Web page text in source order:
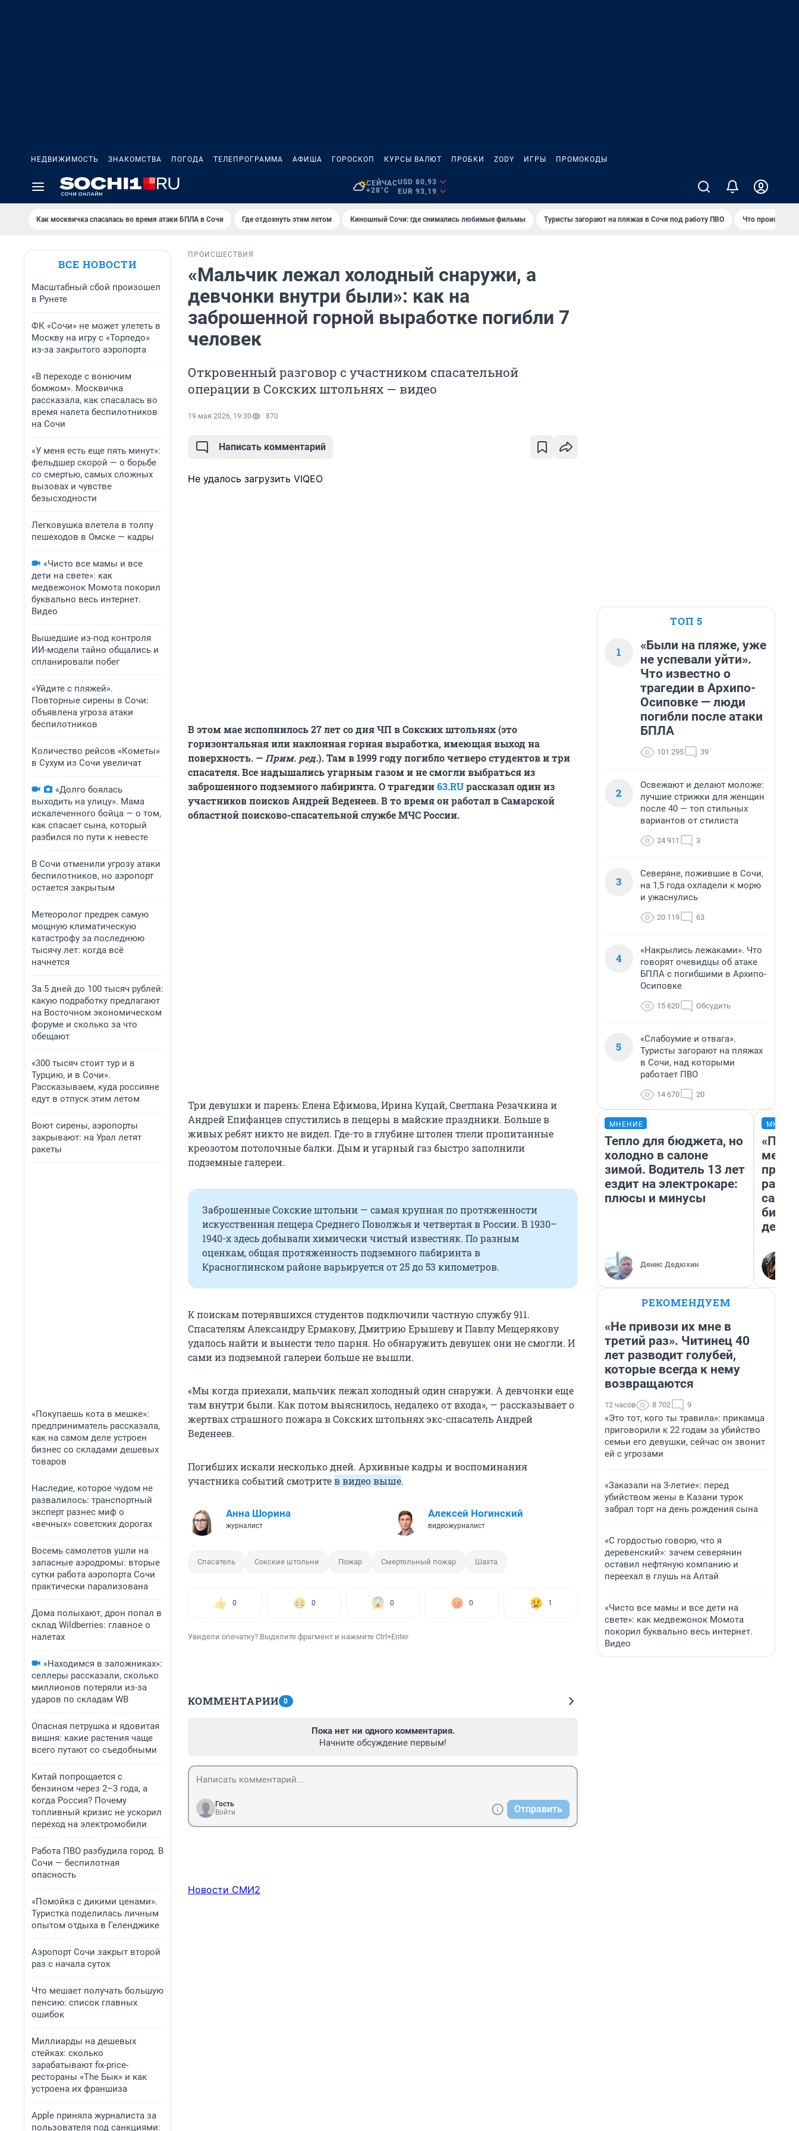
НЕДВИЖИМОСТЬ ЗНАКОМСТВА ПОГОДА ТЕЛЕПРОГРАММА АФИША ГОРОСКОП КУРСЫ ВАЛЮТ ПРОБКИ ZODY ИГРЫ ПРОМОКОДЫ
СЕЙЧАС
+28°C
USD 80,93
EUR 93,19
Как москвичка спасалась во время атаки БПЛА в Сочи Где отдохнуть этим летом Киношный Сочи: где снимались любимые фильмы Туристы загорают на пляжах в Сочи под работу ПВО Что происходит
ВСЕ НОВОСТИ
Масштабный сбой произошел
в Рунете
ФК «Сочи» не может улететь в
Москву на игру с «Торпедо»
из-за закрытого аэропорта
«В переходе с вонючим
бомжом». Москвичка
рассказала, как спасалась во
время налета беспилотников
на Сочи
«У меня есть еще пять минут»:
фельдшер скорой — о борьбе
со смертью, самых сложных
вызовах и чувстве
безысходности
Легковушка влетела в толпу
пешеходов в Омске — кадры
«Чисто все мамы и все
дети на свете»: как
медвежонок Момота покорил
буквально весь интернет.
Видео
Вышедшие из-под контроля
ИИ-модели тайно общались и
спланировали побег
«Уйдите с пляжей».
Повторные сирены в Сочи:
объявлена угроза атаки
беспилотников
Количество рейсов «Кометы»
в Сухум из Сочи увеличат
«Долго боялась
выходить на улицу». Мама
искалеченного бойца — о том,
как спасает сына, который
разбился по пути к невесте
В Сочи отменили угрозу атаки
беспилотников, но аэропорт
остается закрытым
Метеоролог предрек самую
мощную климатическую
катастрофу за последнюю
тысячу лет: когда всё
начнется
За 5 дней до 100 тысяч рублей:
какую подработку предлагают
на Восточном экономическом
форуме и сколько за что
обещают
«300 тысяч стоит тур и в
Турцию, и в Сочи».
Рассказываем, куда россияне
едут в отпуск этим летом
Воют сирены, аэропорты
закрывают: на Урал летят
ракеты
«Покупаешь кота в мешке»:
предприниматель рассказала,
как на самом деле устроен
бизнес со складами дешевых
товаров
Наследие, которое чудом не
развалилось: транспортный
эксперт разнес миф о
«вечных» советских дорогах
Восемь самолетов ушли на
запасные аэродромы: вторые
сутки работа аэропорта Сочи
практически парализована
Дома полыхают, дрон попал в
склад Wildberries: главное о
налетах
«Находимся в заложниках»:
селлеры рассказали, сколько
миллионов потеряли из-за
ударов по складам WB
Опасная петрушка и ядовитая
вишня: какие растения чаще
всего путают со съедобными
Китай попрощается с
бензином через 2–3 года, а
когда Россия? Почему
топливный кризис не ускорил
переход на электромобили
Работа ПВО разбудила город. В
Сочи — беспилотная
опасность
«Помойка с дикими ценами».
Туристка поделилась личным
опытом отдыха в Геленджике
Аэропорт Сочи закрыт второй
раз с начала суток
Что мешает получать большую
пенсию: список главных
ошибок
Миллиарды на дешевых
стейках: сколько
зарабатывают fix-price-
рестораны «The Бык» и как
устроена их франшиза
Apple приняла журналиста за
пользователя под санкциями:
ПРОИСШЕСТВИЯ
«Мальчик лежал холодный снаружи, а
девчонки внутри были»: как на
заброшенной горной выработке погибли 7
человек
Откровенный разговор с участником спасательной
операции в Сокских штольнях — видео
19 мая 2026, 19:30 870
Написать комментарий
Не удалось загрузить VIQEO
В этом мае исполнилось 27 лет со дня ЧП в Сокских штольнях (это
горизонтальная или наклонная горная выработка, имеющая выход на
поверхность. — Прим. ред.). Там в 1999 году погибло четверо студентов и три
спасателя. Все надышались угарным газом и не смогли выбраться из
заброшенного подземного лабиринта. О трагедии63.RUрассказал один из
участников поисков Андрей Веденеев. В то время он работал в Самарской
областной поисково-спасательной службе МЧС России.
Три девушки и парень: Елена Ефимова, Ирина Куцай, Светлана Резачкина и
Андрей Епифанцев спустились в пещеры в майские праздники. Больше в
живых ребят никто не видел. Где-то в глубине штолен тлели пропитанные
креозотом потолочные балки. Дым и угарный газ быстро заполнили
подземные галереи.
Заброшенные Сокские штольни — самая крупная по протяженности
искусственная пещера Среднего Поволжья и четвертая в России. В 1930–
1940-х здесь добывали химически чистый известняк. По разным
оценкам, общая протяженность подземного лабиринта в
Красноглинском районе варьируется от 25 до 53 километров.
К поискам потерявшихся студентов подключили частную службу 911.
Спасателям Александру Ермакову, Дмитрию Ерышеву и Павлу Мещерякову
удалось найти и вынести тело парня. Но обнаружить девушек они не смогли. И
сами из подземной галереи больше не вышли.
«Мы когда приехали, мальчик лежал холодный один снаружи. А девчонки еще
там внутри были. Как потом выяснилось, недалеко от входа», — рассказывает о
жертвах страшного пожара в Сокских штольнях экс-спасатель Андрей
Веденеев.
Погибших искали несколько дней. Архивные кадры и воспоминания
участника событий смотритев видео выше.
Анна Шорина
журналист
Алексей Ногинский
видеожурналист
Спасатель Сокские штольни Пожар Смертельный пожар Шахта
0 0 0 0 1
Увидели опечатку? Выделите фрагмент и нажмите Ctrl+Enter
КОММЕНТАРИИ 0
Пока нет ни одного комментария.
Начните обсуждение первым!
Гость
Войти
Отправить
Новости СМИ2
ТОП 5
1
«Были на пляже, уже
не успевали уйти».
Что известно о
трагедии в Архипо-
Осиповке — люди
погибли после атаки
БПЛА
101 295 39
2
Освежают и делают моложе:
лучшие стрижки для женщин
после 40 — топ стильных
вариантов от стилиста
24 911 3
3
Северяне, пожившие в Сочи,
на 1,5 года охладели к морю
и ужаснулись
20 119 63
4
«Накрылись лежаками». Что
говорят очевидцы об атаке
БПЛА с погибшими в Архипо-
Осиповке
15 620 Обсудить
5
«Слабоумие и отвага».
Туристы загорают на пляжах
в Сочи, над которыми
работает ПВО
14 670 20
МНЕНИЕ
Тепло для бюджета, но
холодно в салоне
зимой. Водитель 13 лет
ездит на электрокаре:
плюсы и минусы
Денис Дедюхин
РЕКОМЕНДУЕМ
«Не привози их мне в
третий раз». Читинец 40
лет разводит голубей,
которые всегда к нему
возвращаются
12 часов 8 702 9
«Это тот, кого ты травила»: прикамца
приговорили к 22 годам за убийство
семьи его девушки, сейчас он звонит
ей с угрозами
«Заказали на 3-летие»: перед
убийством жены в Казани турок
забрал торт на день рождения сына
«С гордостью говорю, что я
деревенский»: зачем северянин
оставил нефтяную компанию и
переехал в глушь на Алтай
«Чисто все мамы и все дети на
свете»: как медвежонок Момота
покорил буквально весь интернет.
Видео